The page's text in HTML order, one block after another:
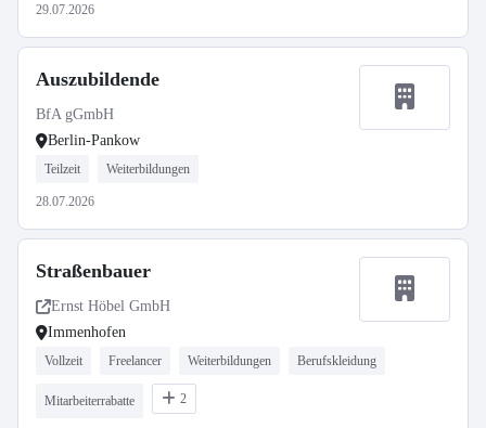
29.07.2026
Auszubildende
BfA gGmbH
Berlin-Pankow
Teilzeit Weiterbildungen
28.07.2026
Straßenbauer
Ernst Höbel GmbH
Immenhofen
Vollzeit Freelancer Weiterbildungen Berufskleidung
Mitarbeiterrabatte 2